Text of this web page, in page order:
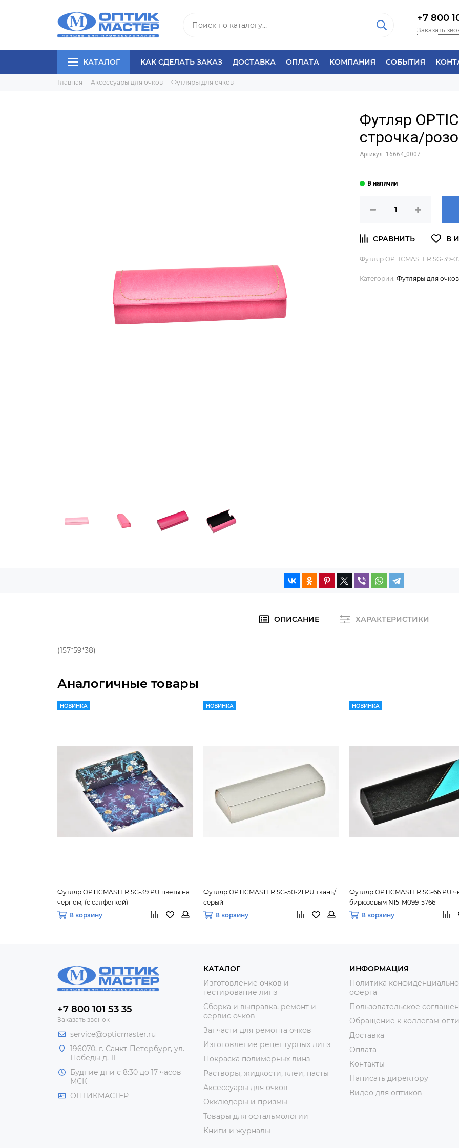
+7 800
Заказать
КАТАЛОГ КАК СДЕЛАТЬ ЗАКАЗ ДОСТАВКА ОПЛАТА КОМПАНИЯ СОБЫТИЯ
Главная Аксессуары для очков Футляры для очков
Футляр
строчка/
Артикул: 16664_0007
Футляр OPTICMASTER SG-39-
Категории: Футляры для очков
ОПИСАНИЕ ХАРАКТЕРИСТИКИ
(157*59*38)
Аналогичные товары
НОВИНКА
Футляр OPTICMASTER SG-39 PU цветы на
чёрном, (с салфеткой)
В корзину
НОВИНКА
Футляр OPTICMASTER SG-50-21 PU ткань/
серый
В корзину
НОВИНКА
Футляр OPTICMASTER SG-66 PU
бирюзовым N15-M099-5766
В корзину
+7 800 101 53 35
Заказать звонок
service@opticmaster.ru
196070, г. Санкт-Петербург, ул.
Победы д. 11
Будние дни с 8:30 до 17 часов
МСК
ОПТИКМАСТЕР
КАТАЛОГ
Изготовление очков и
тестирование линз
Сборка и выправка, ремонт и
сервис очков
Запчасти для ремонта очков
Изготовление рецептурных линз
Покраска полимерных линз
Растворы, жидкости, клеи, пасты
Аксессуары для очков
Окклюдеры и призмы
Товары для офтальмологии
Книги и журналы
ИНФОРМАЦИЯ
Политика
оферта
Пользовательское
Обращение к коллегам-
Доставка
Оплата
Контакты
Написать директору
Видео для оптиков